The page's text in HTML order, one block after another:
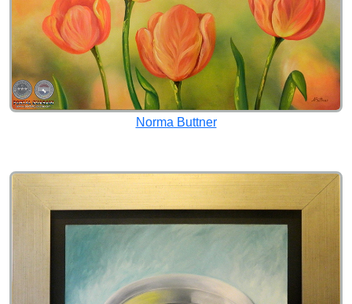
Norma Buttner